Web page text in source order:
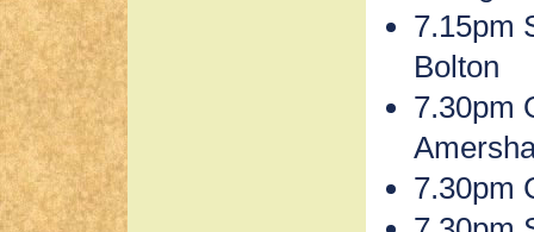
7.15pm
Bolton
7.30pm
7.30pm